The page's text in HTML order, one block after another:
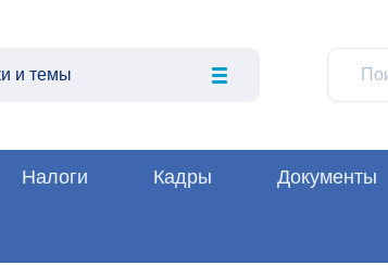
и темы
Налоги Кадры Документы